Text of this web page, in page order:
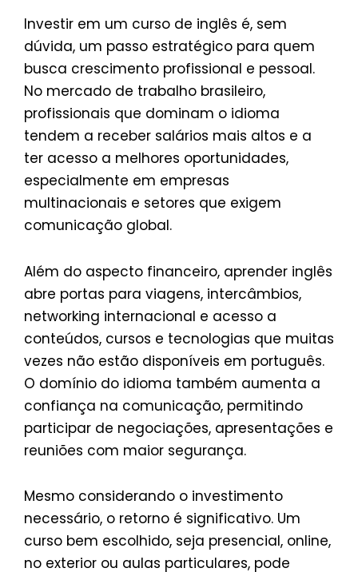
Investir em um curso de inglês é, sem
dúvida, um passo estratégico para quem
busca crescimento profissional e pessoal.
No mercado de trabalho brasileiro,
profissionais que dominam o idioma
tendem a receber salários mais altos e a
ter acesso a melhores oportunidades,
especialmente em empresas
multinacionais e setores que exigem
comunicação global.
Além do aspecto financeiro, aprender inglês
abre portas para viagens, intercâmbios,
networking internacional e acesso a
conteúdos, cursos e tecnologias que muitas
vezes não estão disponíveis em português.
O domínio do idioma também aumenta a
confiança na comunicação, permitindo
participar de negociações, apresentações e
reuniões com maior segurança.
Mesmo considerando o investimento
necessário, o retorno é significativo. Um
curso bem escolhido, seja presencial, online,
no exterior ou aulas particulares, pode